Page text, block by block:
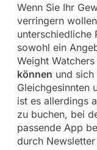
Wenn Sie Ihr
verringern
unterschiedliche
sowohl ein
Weight Watchers
können und
Gleichgesinnten
ist es allerdings
zu buchen, bei
passende App
durch